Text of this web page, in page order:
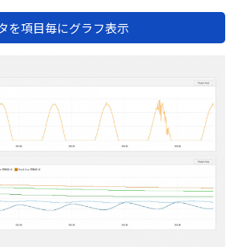
を項目毎にグラフ表示